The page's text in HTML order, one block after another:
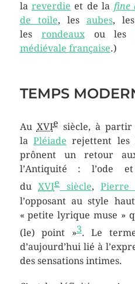
lareverdie et de la fine
de toile, les aubes,
les rondeauxou
médiévale française.)
TEMPS
Au XVIe siècle, à partir
la Pléiade rejettent les
prônent un retour
l’Antiquité : l’ode
duXVIesiècle,Pierre
l’opposant au style
« petite lyrique muse »
(le) point »3. Le
d’aujourd’hui lié à
des sensations intimes.